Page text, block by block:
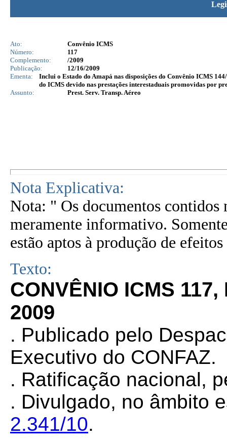
Ato:
Convênio ICMS
Número:
117
Complemento:
/2009
Publicação:
12/16/2009
Ementa:
Inclui o Estado do Amapá nas disposições do Convênio ICMS
do ICMS devido nas prestações interestaduais promovidas por
Assunto:
Prest. Serv. Transp. Aéreo
Nota Explicativa:
Nota: " Os documentos contidos
meramente informativo.
estão aptos à produção de
Texto:
CONVÊNIO ICMS
2009
. Publicado pelo
Executivo do CONFAZ.
. Ratificação nacional,
. Divulgado, no âmbito
2.341/10.